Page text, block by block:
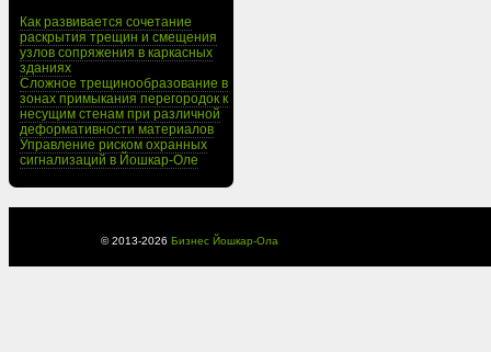
Как развивается сочетание
раскрытия трещин и смещения
узлов сопряжения в каркасных
зданиях
Сложное трещинообразование в
зонах примыкания перегородок к
несущим стенам при различной
деформативности материалов
Управление риском охранных
сигнализаций в Йошкар-Оле
© 2013-2026 Бизнес Йошкар-Ола